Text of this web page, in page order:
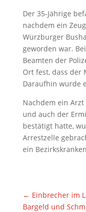
Der 35-Jährige
nachdem ein
Würzburger
geworden war.
Beamten der
Ort fest, dass der
Daraufhin wurde
Nachdem ein
und auch der
bestätigt hatte,
Arrestzelle
ein
← Einbrecher im
Bargeld und